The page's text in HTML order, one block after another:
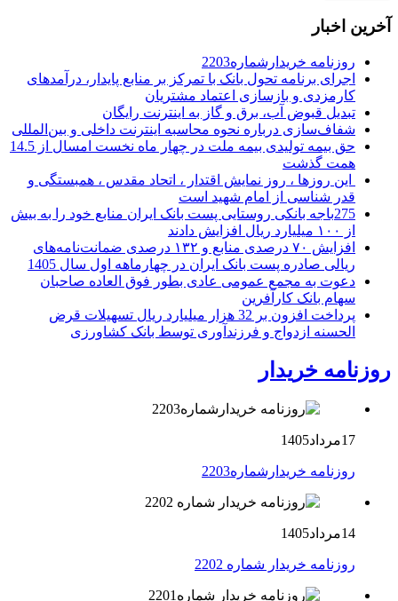
آخرین اخبار
روزنامه خریدارشماره2203
اجرای برنامه تحول بانک با تمرکز بر منابع پایدار، درآمدهای
کارمزدی و بازسازی اعتماد مشتریان
تبدیل قبوض آب، برق و گاز به اینترنت رایگان
شفاف‌سازی درباره نحوه محاسبه اینترنت داخلی و بین‌المللی
حق بیمه تولیدی بیمه ملت در چهار ماه نخست امسال از 14.5
همت گذشت
این روزها ، روز نمایش اقتدار ، اتحاد مقدس ، همبستگی و
قدر شناسی از امام شهید است
275باجه بانکی روستایی پست بانک ایران منابع خود را به بیش
از ۱۰۰ میلیارد ریال افزایش دادند
افزایش ۷۰ درصدی منابع و ۱۳۲ درصدی ضمانت‌نامه‌های
ریالی صادره پست بانک ایران در چهارماهه اول سال 1405
دعوت به مجمع عمومی عادی بطور فوق العاده صاحبان
سهام بانک کارآفرین
پرداخت افزون بر 32 هزار میلیارد ریال تسهیلات قرض
الحسنه ازدواج و فرزندآوری توسط بانک کشاورزی
روزنامه خریدار
17مرداد1405
روزنامه خریدارشماره2203
14مرداد1405
روزنامه خریدار شماره 2202